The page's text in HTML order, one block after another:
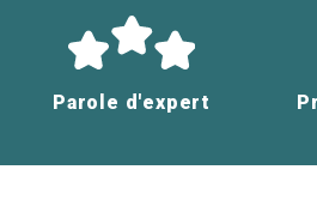
Parole d'expert